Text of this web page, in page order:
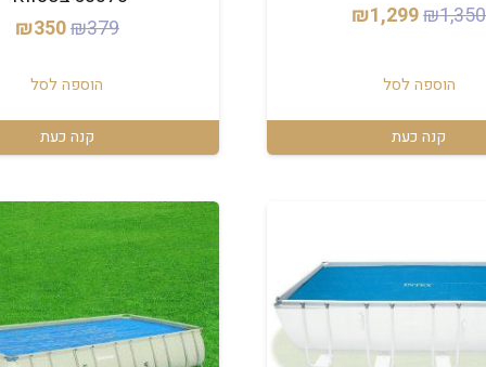
₪1,350
המחיר
היה:
₪1,299
המחיר
הוספה לסל
קנה כעת
₪379
המחיר
היה:
₪379.
₪350
הוספה לסל
קנה כעת